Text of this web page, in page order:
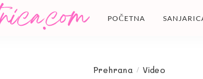
POČETNA
Prehrana Video